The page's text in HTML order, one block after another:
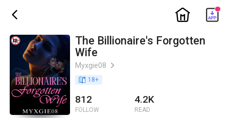
ic_back ic_home
The Billionaire's Forgotten
Wife
Myxgie08 ic_arrow_right
book_age 18+
812
FOLLOW
4.2K
READ